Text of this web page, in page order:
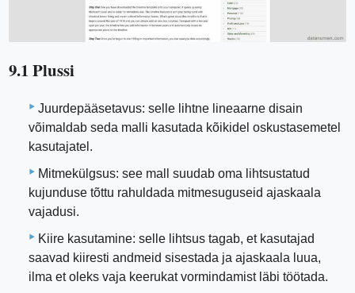
9.1 Plussi
Juurdepääsetavus: selle lihtne lineaarne disain
võimaldab seda malli kasutada kõikidel oskustasemetel
kasutajatel.
Mitmekülgsus: see mall suudab oma lihtsustatud
kujunduse tõttu rahuldada mitmesuguseid ajaskaala
vajadusi.
Kiire kasutamine: selle lihtsus tagab, et kasutajad
saavad kiiresti andmeid sisestada ja ajaskaala luua,
ilma et oleks vaja keerukat vormindamist läbi töötada.